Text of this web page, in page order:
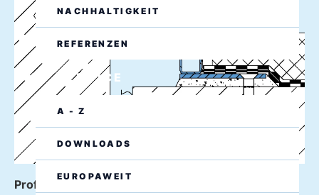
NACHHALTIGKEIT
REFERENZEN
SERVICE
A - Z
DOWNLOADS
EUROPAWEIT
Profilausführung Boden-Wandanschluss W1 (Z-